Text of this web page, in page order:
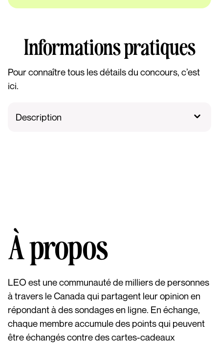
Informations pratiques
Pour connaître tous les détails du concours, c’est
ici.
Description
À propos
LEO est une communauté de milliers de personnes
à travers le Canada qui partagent leur opinion en
répondant à des sondages en ligne. En échange,
chaque membre accumule des points qui peuvent
être échangés contre des cartes-cadeaux